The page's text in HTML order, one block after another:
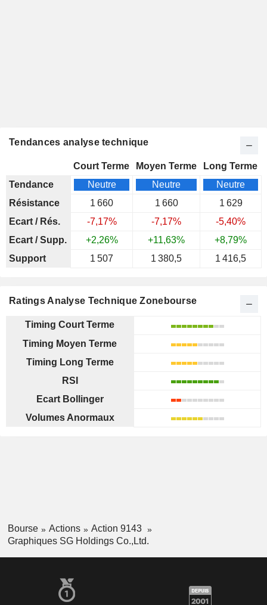
Tendances analyse technique
Court Terme Moyen Terme
Long Terme
Tendance
Neutre Neutre
Neutre
Résistance
1 660 1 660
1 629
Ecart / Rés.
-7,17% -7,17%
-5,40%
Ecart / Supp.
+2,26% +11,63%
+8,79%
Support
1 507 1 380,5 1 416,5
Ratings Analyse Technique Zonebourse
Timing Court Terme
Timing Moyen Terme
Timing Long Terme
RSI
Ecart Bollinger
Volumes Anormaux
Bourse Actions
Action 9143
Graphiques SG Holdings Co.,Ltd.